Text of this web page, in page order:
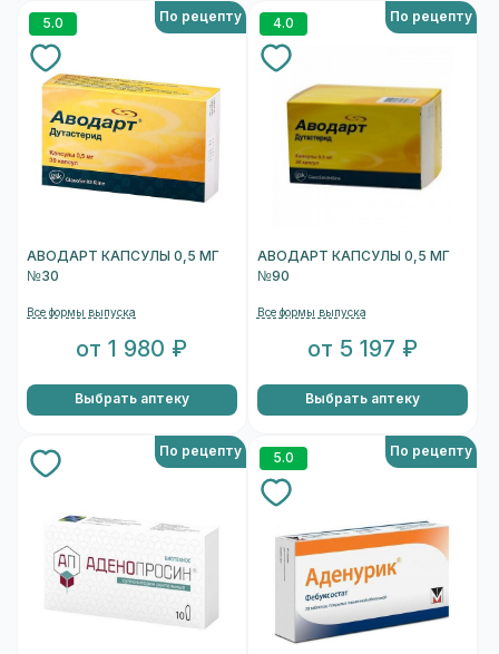
5.0 По рецепту
АВОДАРТ КАПСУЛЫ 0,5 МГ
№30
Все формы выпуска
от 1 980 ₽
Выбрать аптеку
4.0 По рецепту
АВОДАРТ КАПСУЛЫ 0,5 МГ
№90
Все формы выпуска
от 5 197 ₽
Выбрать аптеку
По рецепту 5.0 По рецепту